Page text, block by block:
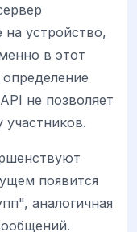
устройство,
в этот
не позволяет
участников.
появится
аналогичная